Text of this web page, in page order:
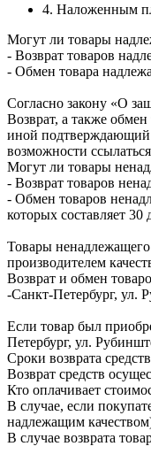
4. Наложенным
Могут ли товары
- Возврат товаров
- Обмен товара
Согласно закону «О
Возврат, а также
иной подтверждающий
возможности
Могут ли товары
- Возврат товаров
- Обмен товаров
которых составляет
Товары
производителем
Возврат и обмен
-Санкт-Петербург, ул.
Если товар был
Петербург, ул.
Сроки возврата
Возврат средств
Кто оплачивает
В случае, если
надлежащим
В случае возврата